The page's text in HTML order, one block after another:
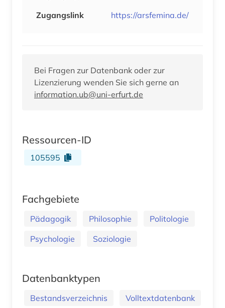
Zugangslink
https://arsfemina.de/
Bei Fragen zur Datenbank oder zur
Lizenzierung wenden Sie sich gerne an
information.ub@uni-erfurt.de
Ressourcen-ID
105595
Fachgebiete
Pädagogik Philosophie
Politologie
Psychologie
Soziologie
Datenbanktypen
Bestandsverzeichnis Volltextdatenbank